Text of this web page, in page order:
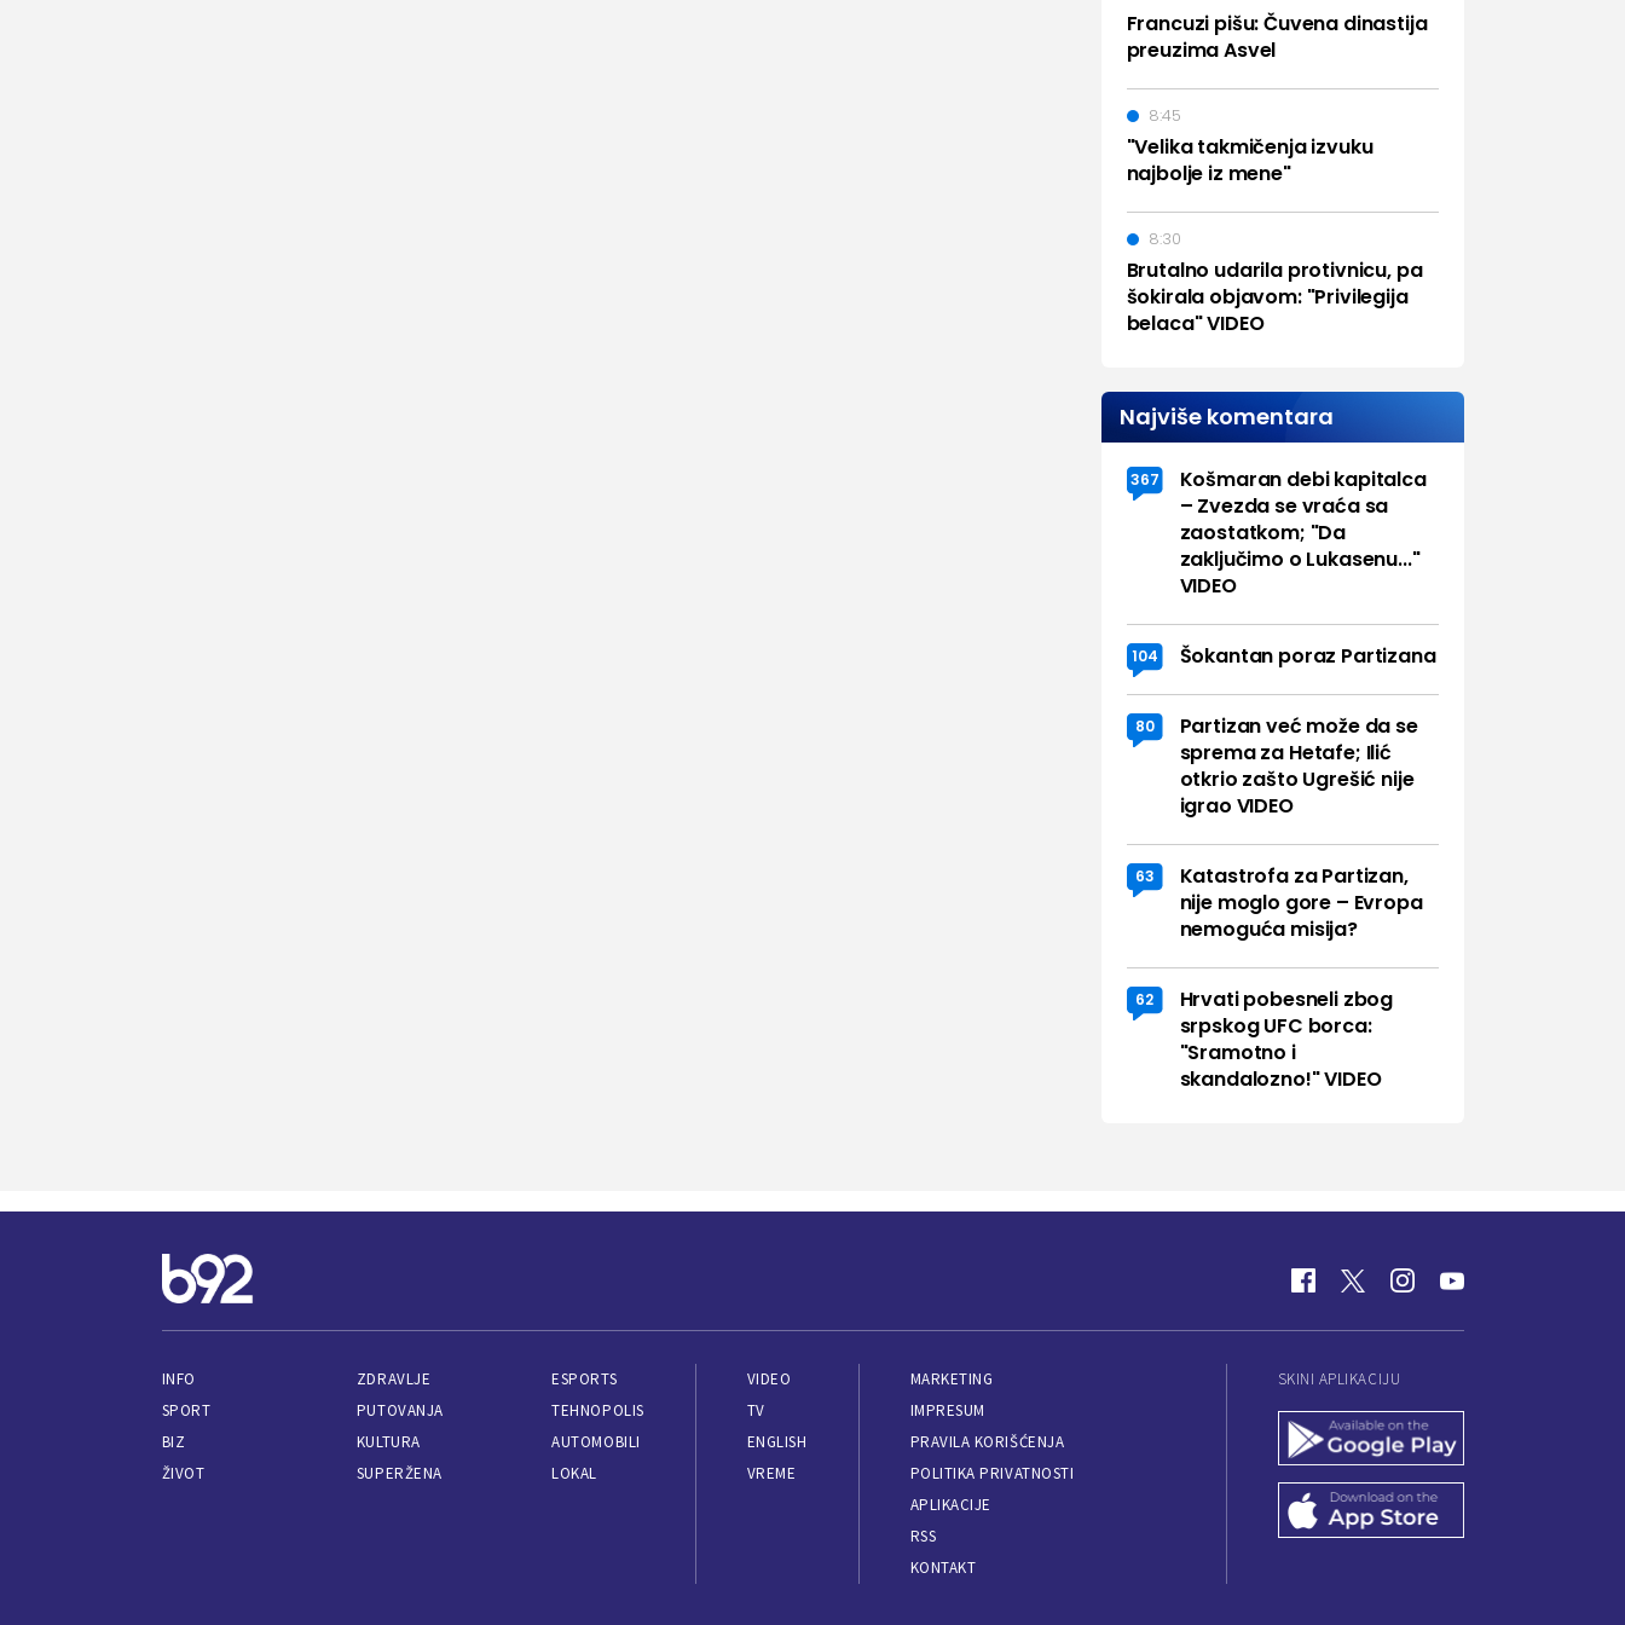
Francuzi pišu: Čuvena dinastija
preuzima Asvel
"Velika takmičenja izvuku
najbolje iz mene"
8:45
Brutalno udarila protivnicu, pa
šokirala objavom: "Privilegija
belaca" VIDEO
8:30
Najviše komentara
367
Košmaran debi kapitalca
– Zvezda se vraća sa
zaostatkom; "Da
zaključimo o Lukasenu..."
VIDEO
104 Šokantan poraz Partizana
80
Partizan već može da se
sprema za Hetafe; Ilić
otkrio zašto Ugrešić nije
igrao VIDEO
63
Katastrofa za Partizan,
nije moglo gore – Evropa
nemoguća misija?
62
Hrvati pobesneli zbog
srpskog UFC borca:
"Sramotno i
skandalozno!" VIDEO
INFO
SPORT
BIZ
ŽIVOT
ZDRAVLJE
PUTOVANJA
KULTURA
SUPERŽENA
ESPORTS
TEHNOPOLIS
AUTOMOBILI
LOKAL
VIDEO
TV
ENGLISH
VREME
MARKETING
IMPRESUM
PRAVILA KORIŠĆENJA
POLITIKA PRIVATNOSTI
APLIKACIJE
RSS
KONTAKT
SKINI APLIKACIJU